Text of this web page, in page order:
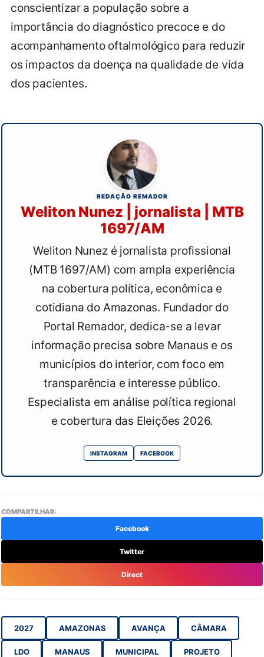
conscientizar a população sobre a
importância do diagnóstico precoce e do
acompanhamento oftalmológico para reduzir
os impactos da doença na qualidade de vida
dos pacientes.
REDAÇÃO REMADOR
Weliton Nunez | jornalista | MTB
1697/AM
Weliton Nunez é jornalista profissional
(MTB 1697/AM) com ampla experiência
na cobertura política, econômica e
cotidiana do Amazonas. Fundador do
Portal Remador, dedica-se a levar
informação precisa sobre Manaus e os
municípios do interior, com foco em
transparência e interesse público.
Especialista em análise política regional
e cobertura das Eleições 2026.
INSTAGRAM FACEBOOK
COMPARTILHAR:
Facebook
Twitter
Direct
2027 AMAZONAS AVANÇA CÂMARA
LDO MANAUS MUNICIPAL PROJETO